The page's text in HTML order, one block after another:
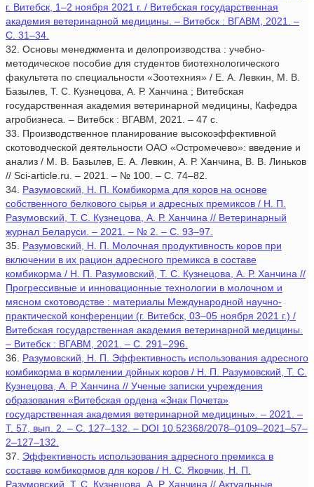
г. Витебск, 1–2 ноября 2021 г. / Витебская государственная
академия ветеринарной медицины. – Витебск : ВГАВМ, 2021. –
С. 31–34.
32. Основы менеджмента и делопроизводства : учебно-
методическое пособие для студентов биотехнологического
факультета по специальности «Зоотехния» / Е. А. Левкин, М. В.
Базылев, Т. С. Кузнецова, А. Р. Ханчина ; Витебская
государственная академия ветеринарной медицины, Кафедра
агробизнеса. – Витебск : ВГАВМ, 2021. – 47 с.
33. Производственное планирование высокоэффективной
скотоводческой деятельности ОАО «Остромечево»: введение и
анализ / М. В. Базылев, Е. А. Левкин, А. Р. Ханчина, В. В. Линьков
// Sci-article.ru. – 2021. – № 100. – С. 74–82.
34. Разумовский, Н. П. Комбикорма для коров на основе
собственного белкового сырья и адресных премиксов / Н. П.
Разумовский, Т. С. Кузнецова, А. Р. Ханчина // Ветеринарный
журнал Беларуси. – 2021. – № 2. – С. 93–97.
35. Разумовский, Н. П. Молочная продуктивность коров при
включении в их рацион адресного премикса в составе
комбикорма / Н. П. Разумовский, Т. С. Кузнецова, А. Р. Ханчина //
Прогрессивные и инновационные технологии в молочном и
мясном скотоводстве : материалы Международной научно-
практической конференции (г. Витебск, 03–05 ноября 2021 г.) /
Витебская государственная академия ветеринарной медицины.
– Витебск : ВГАВМ, 2021. – С. 291–296.
36. Разумовский, Н. П. Эффективность использования адресного
комбикорма в кормлении дойных коров / Н. П. Разумовский, Т. С.
Кузнецова, А. Р. Ханчина // Ученые записки учреждения
образования «Витебская ордена «Знак Почета»
государственная академия ветеринарной медицины». – 2021. –
Т. 57, вып. 2. – С. 127–132. – DOI 10.52368/2078–0109–2021–57–
2–127–132.
37. Эффективность использования адресного премикса в
составе комбикормов для коров / Н. С. Яковчик, Н. П.
Разумовский, Т. С. Кузнецова, А. Р. Ханчина // Актуальные